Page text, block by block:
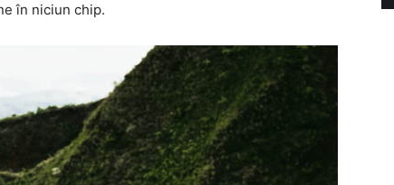
în niciun chip.